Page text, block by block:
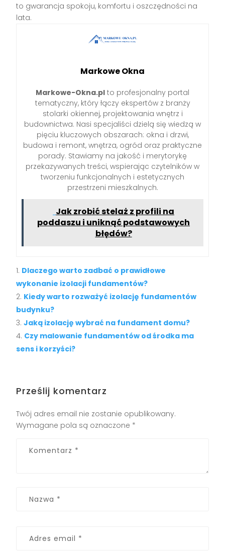
to gwarancja spokoju, komfortu i oszczędności na
lata.
Markowe Okna
Markowe-Okna.pl to profesjonalny portal
tematyczny, który łączy ekspertów z branży
stolarki okiennej, projektowania wnętrz i
budownictwa. Nasi specjaliści dzielą się wiedzą w
pięciu kluczowych obszarach: okna i drzwi,
budowa i remont, wnętrza, ogród oraz praktyczne
porady. Stawiamy na jakość i merytorykę
przekazywanych treści, wspierając czytelników w
tworzeniu funkcjonalnych i estetycznych
przestrzeni mieszkalnych.
Jak zrobić stelaż z profili na
poddaszu i uniknąć podstawowych
błędów?
Dlaczego warto zadbać o prawidłowe
wykonanie izolacji fundamentów?
Kiedy warto rozważyć izolację fundamentów
budynku?
Jaką izolację wybrać na fundament domu?
Czy malowanie fundamentów od środka ma
sens i korzyści?
Prześlij komentarz
Twój adres email nie zostanie opublikowany.
Wymagane pola są oznaczone *